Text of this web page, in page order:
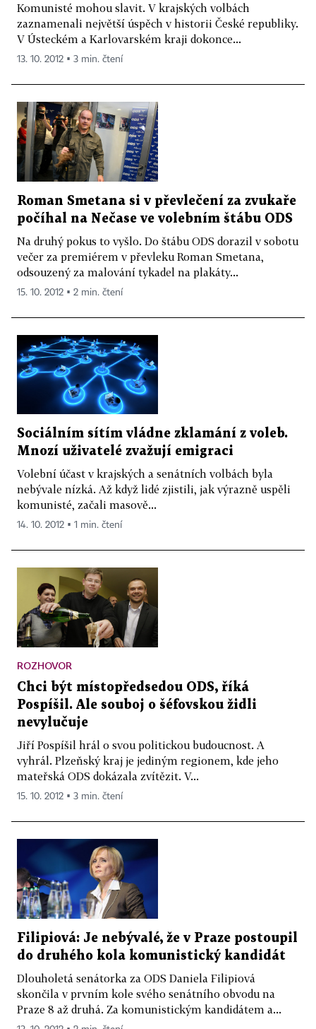
Komunisté mohou slavit. V krajských volbách
zaznamenali největší úspěch v historii České republiky.
V Ústeckém a Karlovarském kraji dokonce...
13. 10. 2012 ▪ 3 min. čtení
Roman Smetana si v převlečení za zvukaře
počíhal na Nečase ve volebním štábu ODS
Na druhý pokus to vyšlo. Do štábu ODS dorazil v sobotu
večer za premiérem v převleku Roman Smetana,
odsouzený za malování tykadel na plakáty...
15. 10. 2012 ▪ 2 min. čtení
Sociálním sítím vládne zklamání z voleb.
Mnozí uživatelé zvažují emigraci
Volební účast v krajských a senátních volbách byla
nebývale nízká. Až když lidé zjistili, jak výrazně uspěli
komunisté, začali masově...
14. 10. 2012 ▪ 1 min. čtení
ROZHOVOR
Chci být místopředsedou ODS, říká
Pospíšil. Ale souboj o šéfovskou židli
nevylučuje
Jiří Pospíšil hrál o svou politickou budoucnost. A
vyhrál. Plzeňský kraj je jediným regionem, kde jeho
mateřská ODS dokázala zvítězit. V...
15. 10. 2012 ▪ 3 min. čtení
Filipiová: Je nebývalé, že v Praze postoupil
do druhého kola komunistický kandidát
Dlouholetá senátorka za ODS Daniela Filipiová
skončila v prvním kole svého senátního obvodu na
Praze 8 až druhá. Za komunistickým kandidátem a...